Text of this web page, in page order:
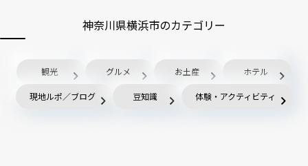
神奈川県横浜市のカテゴリー
観光 グルメ お土産 ホテル
現地ルポ／ブログ 豆知識 体験・アクティビティ